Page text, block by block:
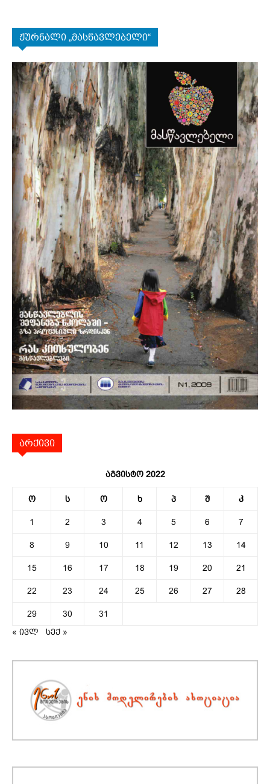
ჟურნალი „მასწავლებელი“
არქივი
აგვისტო 2022
ო ს ო ხ პ შ კ
1 2 3 4 5 6 7
8 9 10 11 12 13 14
15 16 17 18 19 20 21
22 23 24 25 26 27 28
29 30
31
« ივლ
სექ »